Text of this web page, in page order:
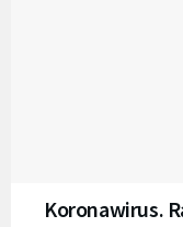
Koronawirus.